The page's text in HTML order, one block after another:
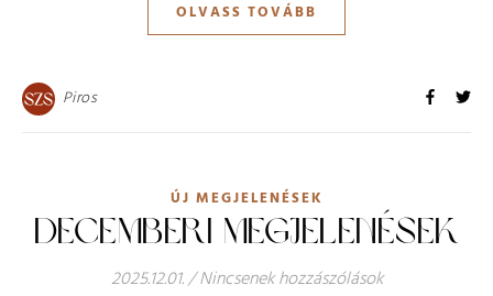
OLVASS TOVÁBB
Piros
ÚJ MEGJELENÉSEK
DECEMBERI MEGJELENÉSEK
2025.12.01./ Nincsenek hozzászólások